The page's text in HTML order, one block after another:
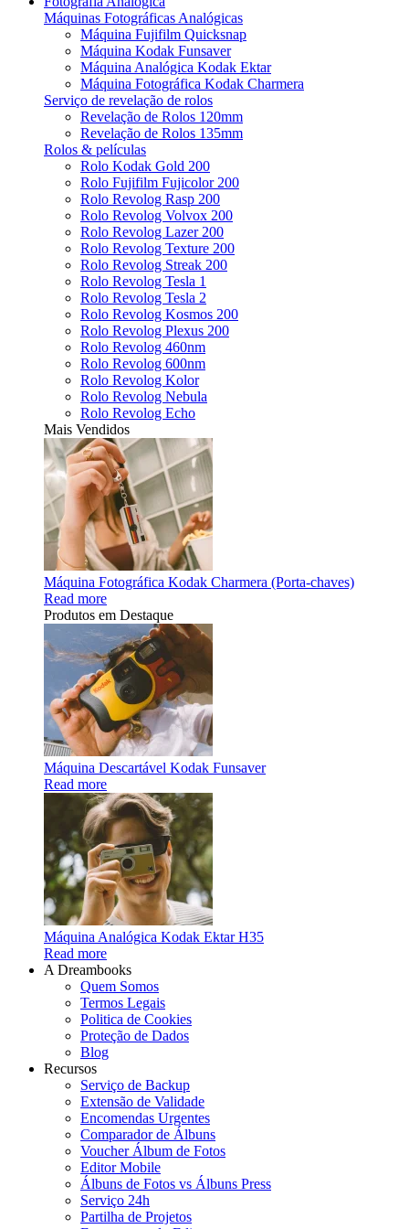
Máquinas Fotográficas Analógicas
Máquina Fujifilm Quicksnap
Máquina Kodak Funsaver
Máquina Analógica Kodak Ektar
Máquina Fotográfica Kodak Charmera
Serviço de revelação de rolos
Revelação de Rolos 120mm
Revelação de Rolos 135mm
Rolos & películas
Rolo Kodak Gold 200
Rolo Fujifilm Fujicolor 200
Rolo Revolog Rasp 200
Rolo Revolog Volvox 200
Rolo Revolog Lazer 200
Rolo Revolog Texture 200
Rolo Revolog Streak 200
Rolo Revolog Tesla 1
Rolo Revolog Tesla 2
Rolo Revolog Kosmos 200
Rolo Revolog Plexus 200
Rolo Revolog 460nm
Rolo Revolog 600nm
Rolo Revolog Kolor
Rolo Revolog Nebula
Rolo Revolog Echo
Mais Vendidos
Máquina Fotográfica Kodak Charmera (Porta-chaves)
Read more
Produtos em Destaque
Máquina Descartável Kodak Funsaver
Read more
Máquina Analógica Kodak Ektar H35
Read more
A Dreambooks
Quem Somos
Termos Legais
Politica de Cookies
Proteção de Dados
Blog
Recursos
Serviço de Backup
Extensão de Validade
Encomendas Urgentes
Comparador de Álbuns
Voucher Álbum de Fotos
Editor Mobile
Álbuns de Fotos vs Álbuns Press
Serviço 24h
Partilha de Projetos